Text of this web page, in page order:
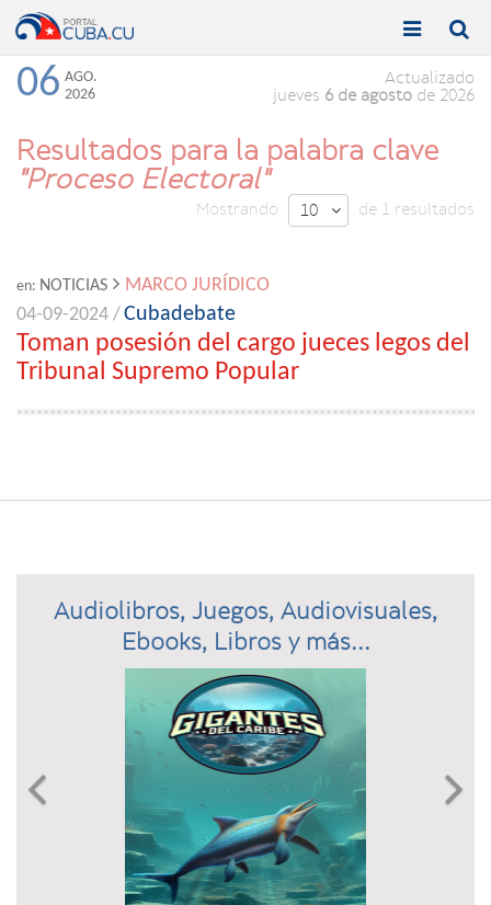
Toggle

Toggle

06 AGO.
2026
Actualizado
jueves 6 de agosto de 2026
Resultados para la palabra clave
"Proceso Electoral"
Mostrando 10  de 1 resultados
en: NOTICIAS
MARCO JURÍDICO
04-09-2024 /Cubadebate
Toman posesión del cargo jueces legos del
Tribunal Supremo Popular
Audiolibros, Juegos, Audiovisuales,
Ebooks, Libros y más...
Previous 